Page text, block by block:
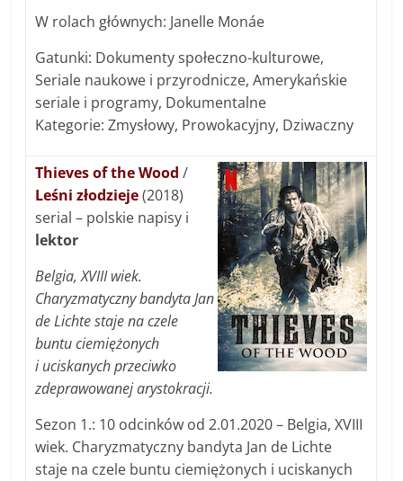
W rolach głównych: Janelle Monáe
Gatunki: Dokumenty społeczno-kulturowe,
Seriale naukowe i przyrodnicze, Amerykańskie
seriale i programy, Dokumentalne
Kategorie: Zmysłowy, Prowokacyjny, Dziwaczny
Thieves of the Wood /
Leśni złodzieje(2018)
serial – polskie napisy i
lektor
Belgia, XVIII wiek.
Charyzmatyczny bandyta Jan
de Lichte staje na czele
buntu ciemiężonych
i uciskanych przeciwko
zdeprawowanej arystokracji.
Sezon 1.: 10 odcinków od 2.01.2020 – Belgia, XVIII
wiek. Charyzmatyczny bandyta Jan de Lichte
staje na czele buntu ciemiężonych i uciskanych